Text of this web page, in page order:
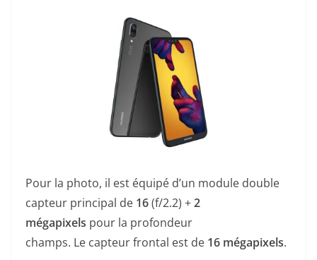
Pour la photo, il est équipé d’un module double
capteur principal de 16(f/2.2) +2
mégapixels pour la profondeur
champs. Le capteur frontal est de 16 mégapixels.